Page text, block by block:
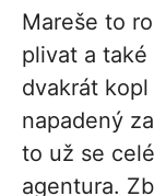
Mareše to
plivat a
dvakrát
napadený
to už se
agentura.